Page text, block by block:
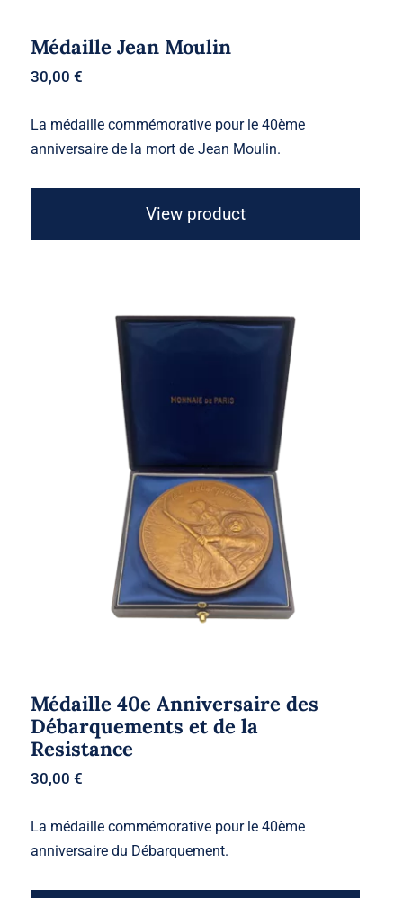
Médaille Jean Moulin
30,00€
La médaille commémorative pour le 40ème
anniversaire de la mort de Jean Moulin.
View product
Médaille 40e Anniversaire des
Débarquements et de la Resistance
Médaille 40e Anniversaire des
Débarquements et de la
Resistance
30,00€
La médaille commémorative pour le 40ème
anniversaire du Débarquement.